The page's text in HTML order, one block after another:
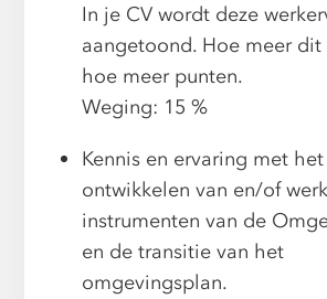
In je CV wordt deze
aangetoond. Hoe meer dit
hoe meer punten.
Weging: 15 %
Kennis en ervaring met het
ontwikkelen van en/of
instrumenten van de
en de transitie van het
omgevingsplan.